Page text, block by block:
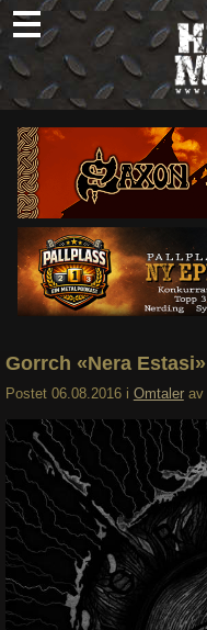
Skip
to
content
Søk
Gorrch «Nera Estasi»
Postet 06.08.2016 i Omtaler av